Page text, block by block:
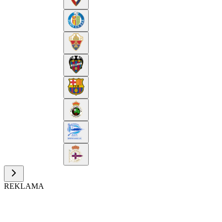
REKLAMA